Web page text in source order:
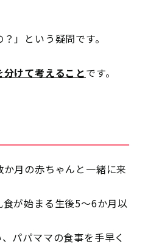
」という疑問です。
けて考えることです。
月の赤ちゃんと一緒に来
食が始まる生後5〜6か月以
パパママの食事を手早く